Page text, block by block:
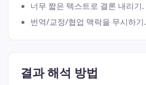
너무 짧은 텍스트로 결론 내리기.
번역/교정/협업 맥락을 무시하기.
결과 해석 방법